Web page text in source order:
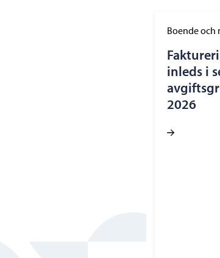
Boende och
inleds i
2026